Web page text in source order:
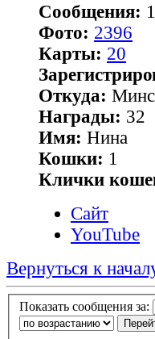
Сообщения:
Фото: 2396
Карты: 20
Откуда:
Награды: 32
Имя: Нина
Кошки: 1
Клички
Сайт
YouTube
Вернуться к
Показать сообщения за: